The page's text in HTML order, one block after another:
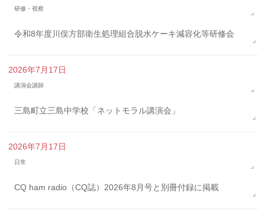
研修・視察
令和8年度川俣方部衛生処理組合脱水ケーキ減容化等研修会
2026年7月17日
講演会講師
三島町立三島中学校「ネットモラル講演会」
2026年7月17日
日常
CQ ham radio（CQ誌）2026年8月号と別冊付録に掲載